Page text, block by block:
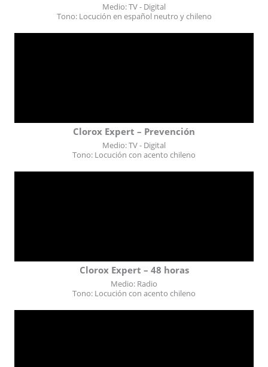
Medio: TV - Digital
Tono: Locución en español neutro y chileno
Clorox Expert – Prevención
Medio: TV - Digital
Tono: Locución con acento chileno
Clorox Expert – 48 horas
Medio: Radio
Tono: Locución con acento chileno